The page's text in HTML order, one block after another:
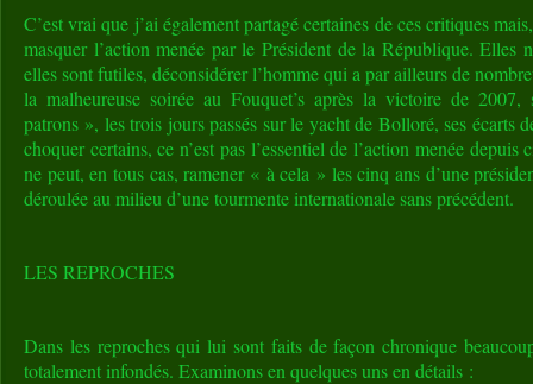
C’est vrai que j’ai également partagé certaines de ces critiques
masquer l’action menée par le Président de la République. Elles
elles sont futiles, déconsidérer l’homme qui a par ailleurs de
la malheureuse soirée au Fouquet’s après la victoire de
patrons », les trois jours passés sur le yacht de Bolloré, ses écarts
choquer certains, ce n’est pas l’essentiel de l’action menée
ne peut, en tous cas, ramener « à cela » les cinq ans d’une
déroulée au milieu d’une tourmente internationale sans précédent.
LES REPROCHES
Dans les reproches qui lui sont faits de façon chronique
totalement infondés. Examinons en quelques uns en détails :